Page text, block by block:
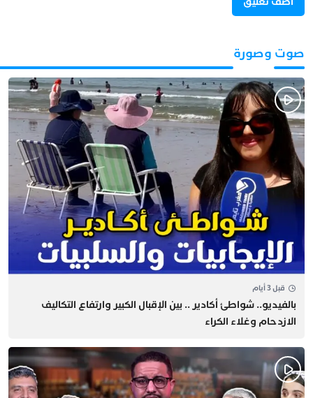
صوت وصورة
قبل 3 أيام
بالفيديو.. شواطئ أكادير .. بين الإقبال الكبير وارتفاع التكاليف
الازدحام وغلاء الكراء